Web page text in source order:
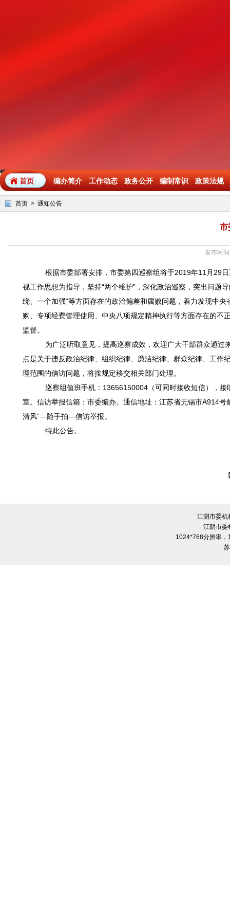
首页 编办简介 工作动态 政务公开 编制常识 政策法规
首页 > 通知公告
市
发布时
根据市委部署安排，市委第四巡察组将于2019年11月29
视工作思想为指导，坚持“两个维护”，深化政治巡察，突出问题
绕、一个加强”等方面存在的政治偏差和腐败问题，着力发现中
购、专项经费管理使用、中央八项规定精神执行等方面存在的
监督。
为广泛听取意见，提高巡察成效，欢迎广大干部群众通过
点是关于违反政治纪律、组织纪律、廉洁纪律、群众纪律、工
理范围的信访问题，将按规定移交相关部门处理。
巡察组值班手机：13656150004（可同时接收短信），
室。信访举报信箱：市委编办。通信地址：江苏省无锡市A914
清风”—随手拍—信访举报。
特此公告。
江阴市委机
江阴市委
1024*768分辨率，